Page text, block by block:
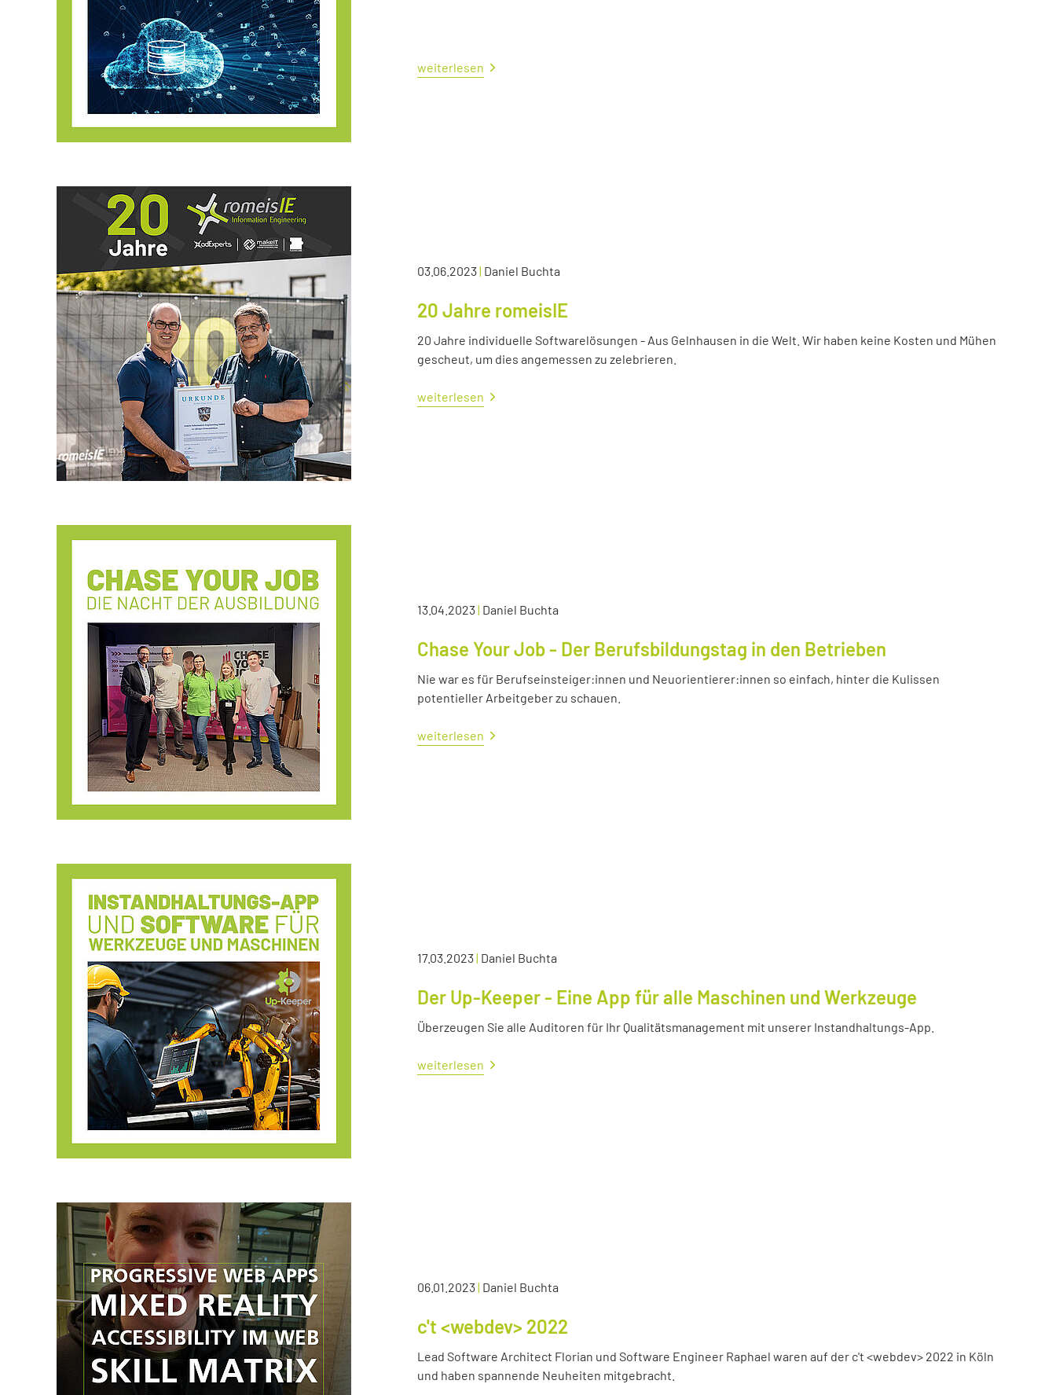
weiterlesen
03.06.2023| Daniel Buchta
20 Jahre romeisIE
20 Jahre individuelle Softwarelösungen - Aus Gelnhausen in die Welt. Wir haben keine Kosten und Mühen
gescheut, um dies angemessen zu zelebrieren.
weiterlesen
13.04.2023| Daniel Buchta
Chase Your Job - Der Berufsbildungstag in den Betrieben
Nie war es für Berufseinsteiger:innen und Neuorientierer:innen so einfach, hinter die Kulissen
potentieller Arbeitgeber zu schauen.
weiterlesen
17.03.2023| Daniel Buchta
Der Up-Keeper - Eine App für alle Maschinen und Werkzeuge
Überzeugen Sie alle Auditoren für Ihr Qualitätsmanagement mit unserer Instandhaltungs-App.
weiterlesen
06.01.2023| Daniel Buchta
c't <webdev> 2022
Lead Software Architect Florian und Software Engineer Raphael waren auf der c't <webdev> 2022 in Köln
und haben spannende Neuheiten mitgebracht.